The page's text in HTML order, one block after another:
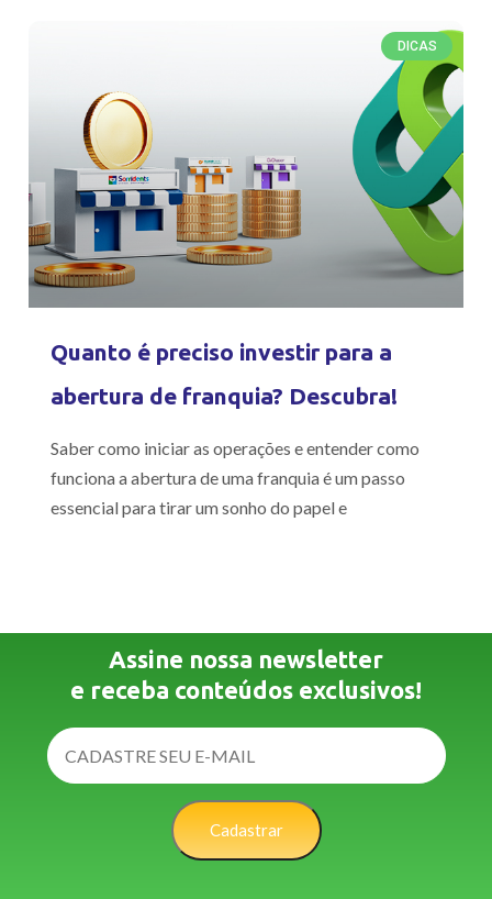
DICAS
Quanto é preciso investir para a
abertura de franquia? Descubra!
Saber como iniciar as operações e entender como
funciona a abertura de uma franquia é um passo
essencial para tirar um sonho do papel e
Assine nossa newsletter
e receba conteúdos exclusivos!
Cadastrar